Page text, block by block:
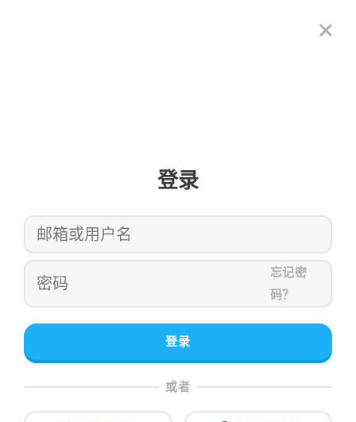
登录
忘记密
码？
登录
或者